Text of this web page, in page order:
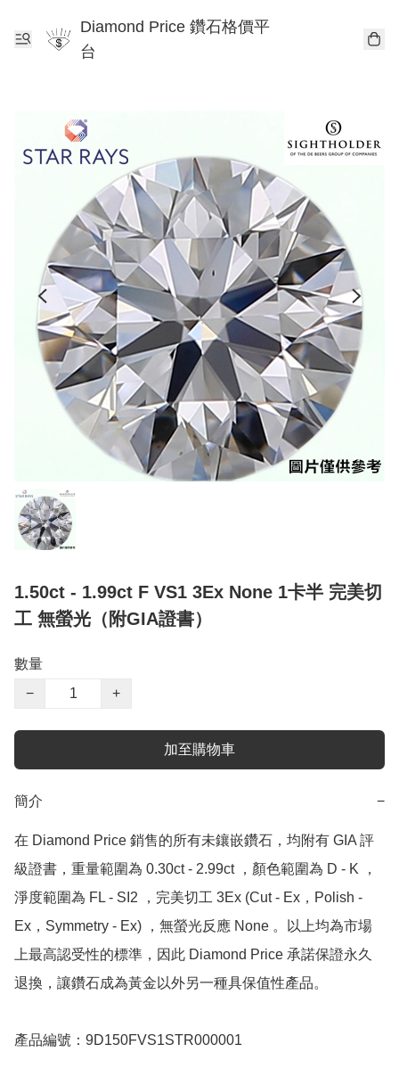
Diamond Price 鑽石格價平
台
1.50ct - 1.99ct F VS1 3Ex None 1卡半 完美切
工 無螢光（附GIA證書）
數量
−
+
加至購物車
簡介 −
在 Diamond Price 銷售的所有未鑲嵌鑽石，均附有 GIA 評
級證書，重量範圍為 0.30ct - 2.99ct ，顏色範圍為 D - K ，
淨度範圍為 FL - SI2 ，完美切工 3Ex (Cut - Ex，Polish -
Ex，Symmetry - Ex) ，無螢光反應 None 。以上均為市場
上最高認受性的標準，因此 Diamond Price 承諾保證永久
退換，讓鑽石成為黃金以外另一種具保值性產品。
產品編號：9D150FVS1STR000001